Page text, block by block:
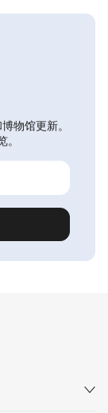
物馆更新。